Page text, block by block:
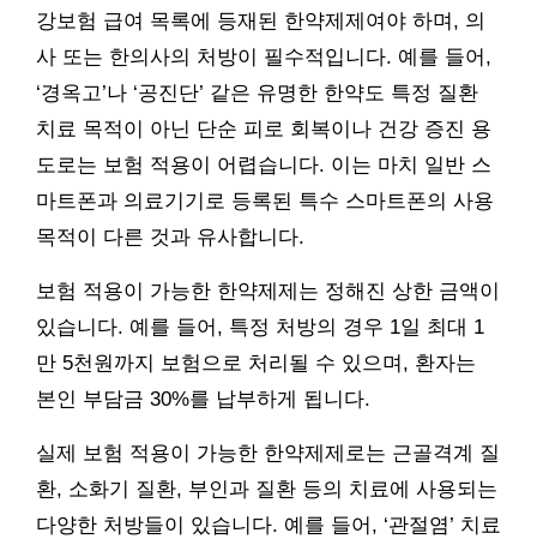
강보험 급여 목록에 등재된 한약제제여야 하며, 의
사 또는 한의사의 처방이 필수적입니다. 예를 들어,
‘경옥고’나 ‘공진단’ 같은 유명한 한약도 특정 질환
치료 목적이 아닌 단순 피로 회복이나 건강 증진 용
도로는 보험 적용이 어렵습니다. 이는 마치 일반 스
마트폰과 의료기기로 등록된 특수 스마트폰의 사용
목적이 다른 것과 유사합니다.
보험 적용이 가능한 한약제제는 정해진 상한 금액이
있습니다. 예를 들어, 특정 처방의 경우 1일 최대 1
만 5천원까지 보험으로 처리될 수 있으며, 환자는
본인 부담금 30%를 납부하게 됩니다.
실제 보험 적용이 가능한 한약제제로는 근골격계 질
환, 소화기 질환, 부인과 질환 등의 치료에 사용되는
다양한 처방들이 있습니다. 예를 들어, ‘관절염’ 치료